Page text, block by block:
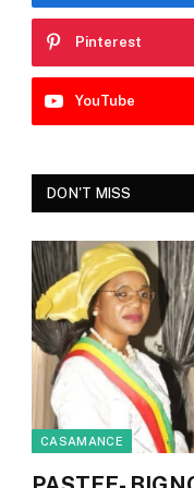
Pinterest
YouTube
DON'T MISS
CASAMANCE